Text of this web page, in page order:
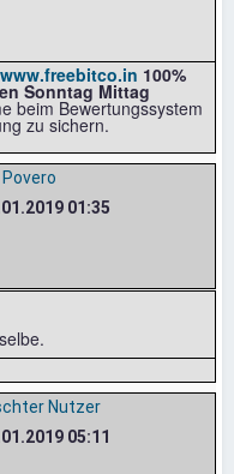
www.freebitco.in 100%
Sonntag Mittag
beim Bewertungssystem
zu sichern.
Povero
01:35
Nutzer
05:11